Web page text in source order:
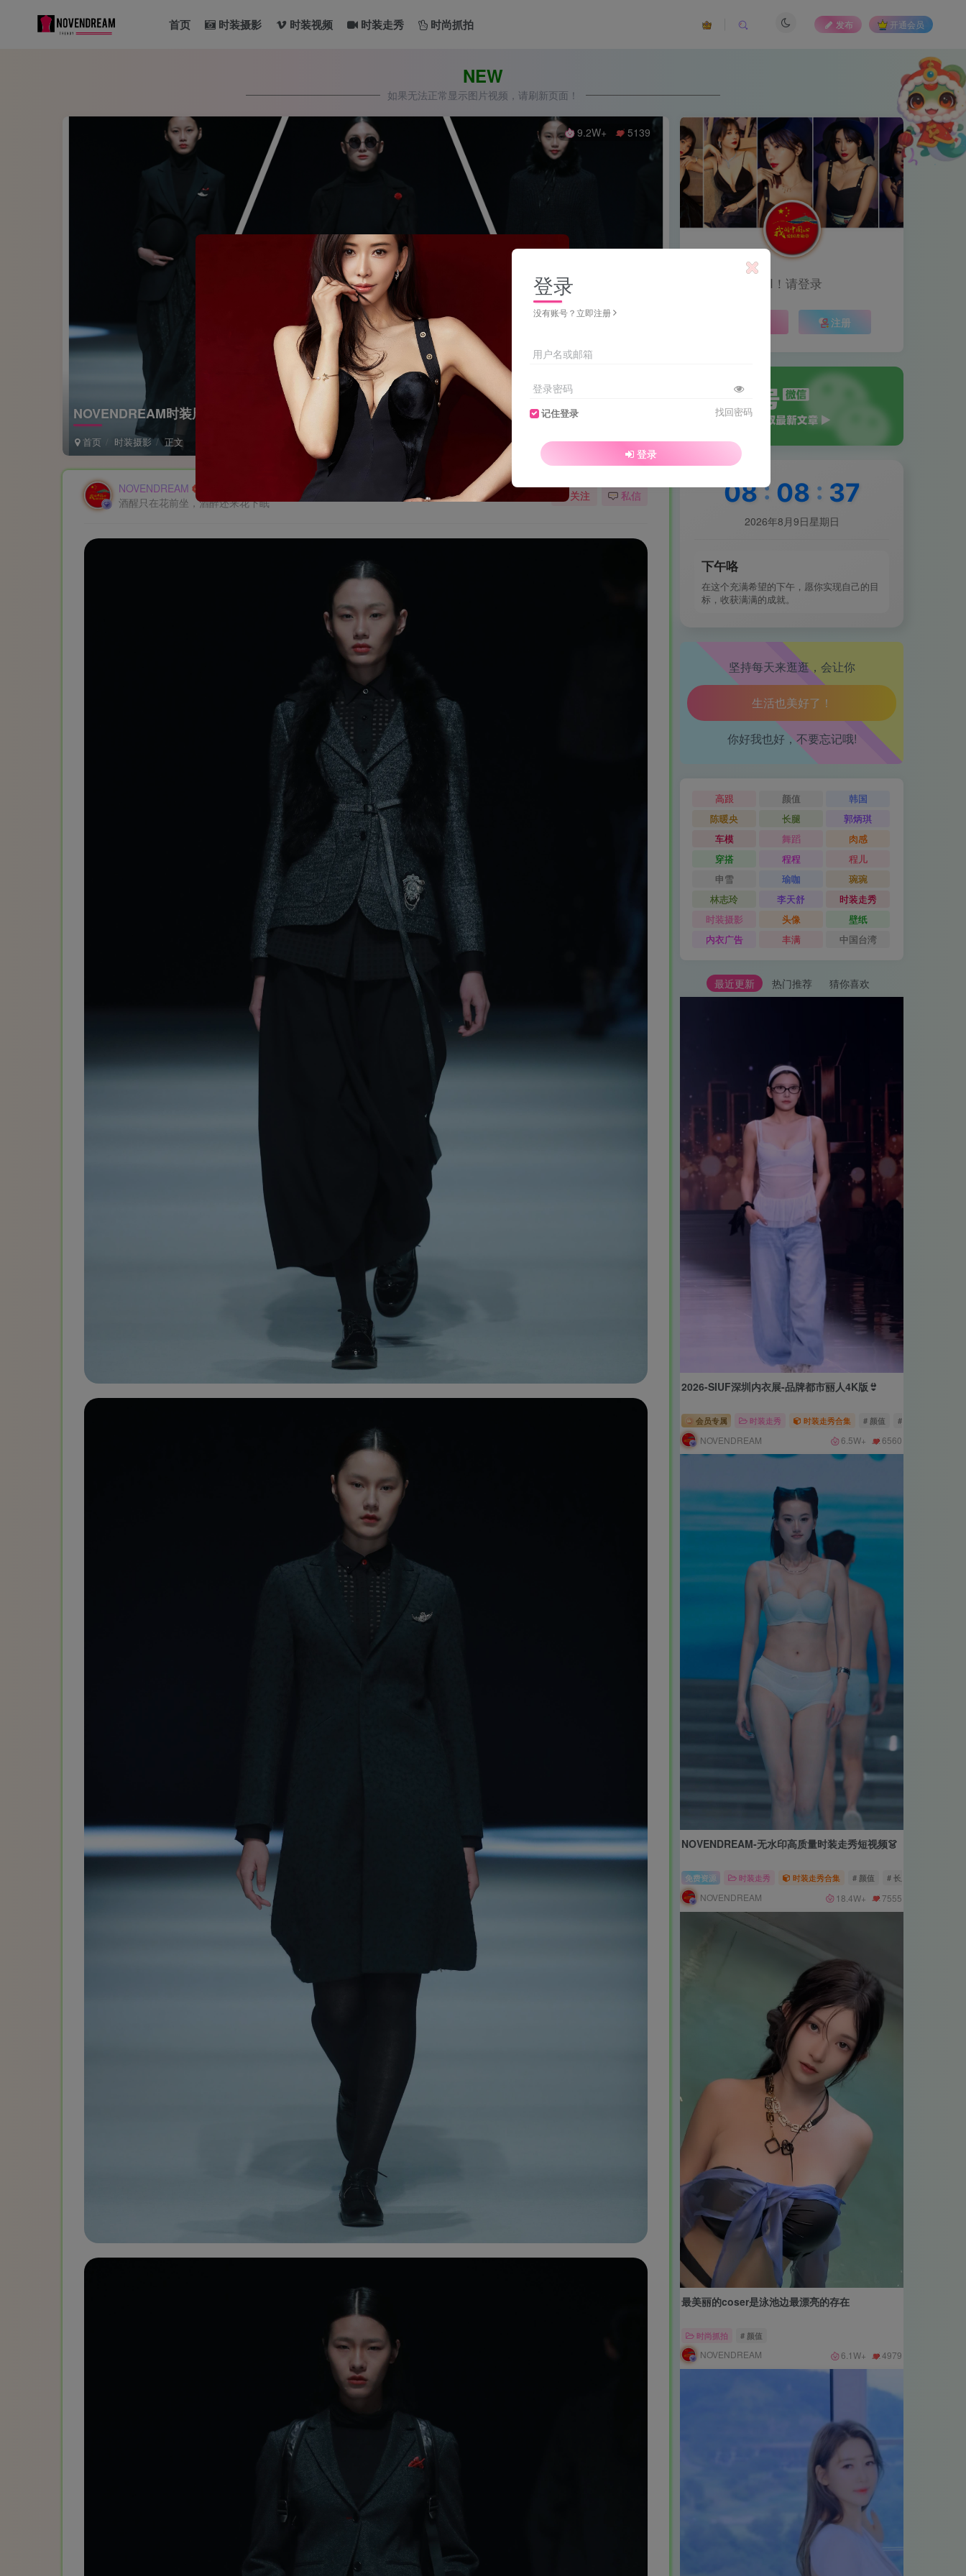
首页 时装摄影 时装视频 时装走秀 时尚抓拍 发布 开通会员
NEW
如果无法正常显示图片视频，请刷新页面！
NOVENDREAM时装周秋冬作品秀场摄影📸
首页 时装摄影 正文
9.2W+ 5139
NOVENDREAM
酒醒只在花前坐，酒醉还来花下眠
关注 私信
HI！请登录
注册
08: 08 : 40
2026年8月9日星期日
下午咯
在这个充满希望的下午，愿你实现自己的目
标，收获满满的成就。
坚持每天来逛逛，会让你
心情也舒畅了！
腿也不痛了！
腰也不酸了！
工作也轻松了！
你好我也好，不要忘记哦!
高跟 颜值
韩国
陈暖央
长腿
郭炳琪
车模
舞蹈
肉感
穿搭
程程
程儿
申雪
瑜咖
琬琬
林志玲
李天舒
时装走秀
时装摄影
头像
壁纸
内衣广告
丰满 中国台湾
最近更新 热门推荐 猜你喜欢
2026-SIUF深圳内衣展-品牌都市丽人4K版👙
会员专属 时装走秀 时装走秀合集 # 颜值 # 长腿
NOVENDREAM 6.5W+ 6560
NOVENDREAM-无水印高质量时装走秀短视频👗
免费资源 时装走秀 时装走秀合集 # 颜值 # 长腿
NOVENDREAM 18.4W+ 7555
最美丽的coser是泳池边最漂亮的存在
时尚抓拍 # 颜值
NOVENDREAM 6.1W+ 4979
登录
没有账号？立即注册
用户名或邮箱
登录密码
记住登录 找回密码
登录